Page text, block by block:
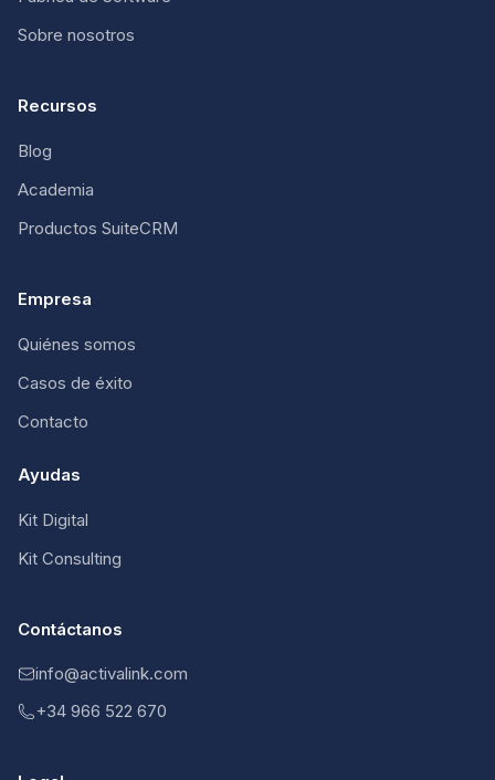
Sobre nosotros
Recursos
Blog
Academia
Productos SuiteCRM
Empresa
Quiénes somos
Casos de éxito
Contacto
Ayudas
Kit Digital
Kit Consulting
Contáctanos
info@activalink.com
+34 966 522 670